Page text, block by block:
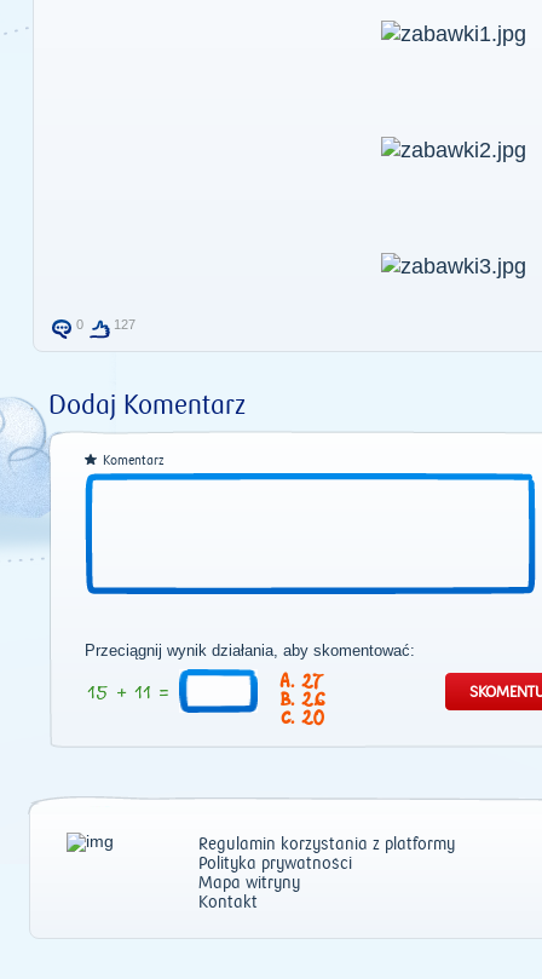
0 127
Dodaj Komentarz
Komentarz
Przeciągnij wynik działania, aby skomentować:
27
26
20
Regulamin korzystania z platformy
Polityka prywatności
Mapa witryny
Kontakt